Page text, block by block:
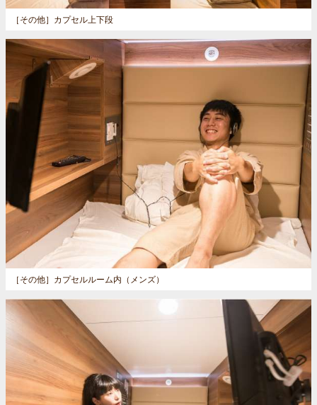
［その他］ カプセル上下段
［その他］ カプセルルーム内（メンズ）